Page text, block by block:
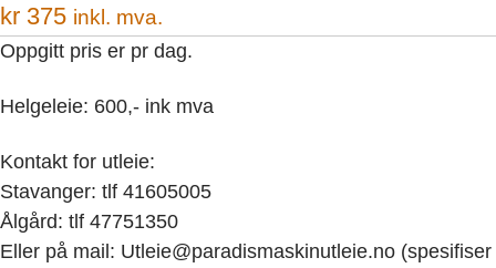
kr 375 inkl. mva.
Oppgitt pris er pr dag.
Helgeleie: 600,- ink mva
Kontakt for utleie:
Stavanger: tlf 41605005
Ålgård: tlf 47751350
Eller på mail: Utleie@paradismaskinutleie.no (spesifiser